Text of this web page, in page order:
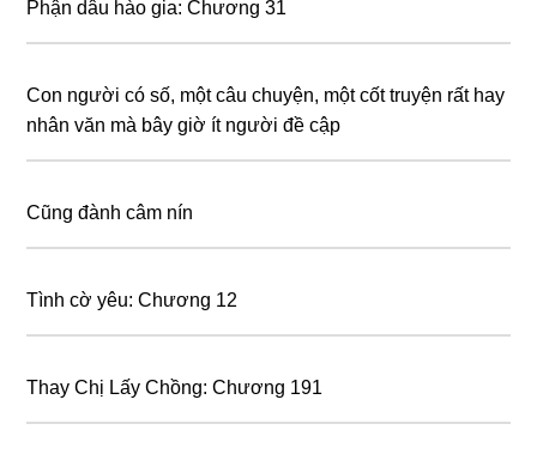
Phận dâu hào gia: Chương 31
Con người có số, một câu chuyện, một cốt truyện rất hay
nhân văn mà bây giờ ít người đề cập
Cũng đành câm nín
Tình cờ yêu: Chương 12
Thay Chị Lấy Chồng: Chương 191